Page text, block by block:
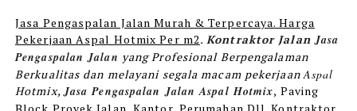
Jasa Pengaspalan Jalan Murah & Terpercaya. Harga
Pekerjaan Aspal Hotmix Per m2.Kontraktor Jalan Jasa
Pengaspalan Jalan yang Profesional Berpengalaman
Berkualitas dan melayani segala macam pekerjaanAspal
Hotmix,Jasa Pengaspalan Jalan Aspal Hotmix, Paving